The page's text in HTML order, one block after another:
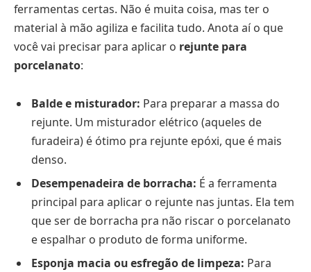
ferramentas certas. Não é muita coisa, mas ter o
material à mão agiliza e facilita tudo. Anota aí o que
você vai precisar para aplicar o rejunte para
porcelanato:
Balde e misturador: Para preparar a massa do
rejunte. Um misturador elétrico (aqueles de
furadeira) é ótimo pra rejunte epóxi, que é mais
denso.
Desempenadeira de borracha: É a ferramenta
principal para aplicar o rejunte nas juntas. Ela tem
que ser de borracha pra não riscar o porcelanato
e espalhar o produto de forma uniforme.
Esponja macia ou esfregão de limpeza: Para